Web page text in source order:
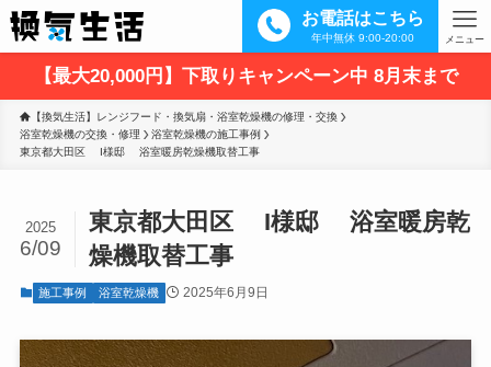
お電話はこちら
年中無休 9:00-20:00 メニュー
【最大20,000円】下取りキャンペーン中 8月末まで
【換気生活】レンジフード・換気扇・浴室乾燥機の修理・交換
浴室乾燥機の交換・修理
浴室乾燥機の施工事例
東京都大田区　 I様邸 　浴室暖房乾燥機取替工事
東京都大田区 I様邸 浴室暖房乾
燥機取替工事
2025
6/09
施工事例 浴室乾燥機 2025年6月9日